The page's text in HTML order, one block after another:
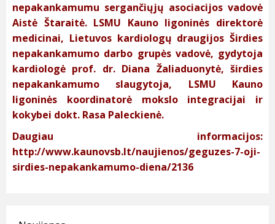
nepakankamumu sergančiųjų asociacijos vadovė
Aistė Štaraitė. LSMU Kauno ligoninės direktorė
medicinai, Lietuvos kardiologų draugijos Širdies
nepakankamumo darbo grupės vadovė, gydytoja
kardiologė prof. dr. Diana Žaliaduonytė, širdies
nepakankamumo slaugytoja, LSMU Kauno
ligoninės koordinatorė mokslo integracijai ir
kokybei dokt. Rasa Paleckienė.
Daugiau informacijos:
http://www.kaunovsb.lt/naujienos/geguzes-7-oji-
sirdies-nepakankamumo-diena/2136